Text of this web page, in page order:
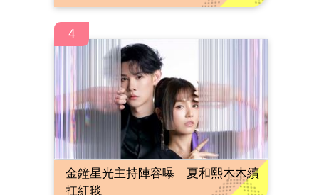
4
金鐘星光主持陣容曝 夏和熙木木續
扛紅毯